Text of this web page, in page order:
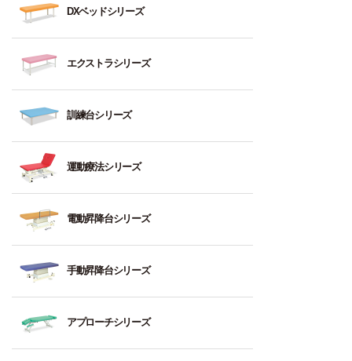
DXベッドシリーズ
～
準
度
（標
な
用
～
エクストラシリーズ
～
標
準
（標
な
用
訓練台シリーズ
ト
レ
ン
ッ
平
棒
運動療法シリーズ
リ
セ
ョ
電動昇降台シリーズ
直
型
手動昇降台シリーズ
圧
アプローチシリーズ